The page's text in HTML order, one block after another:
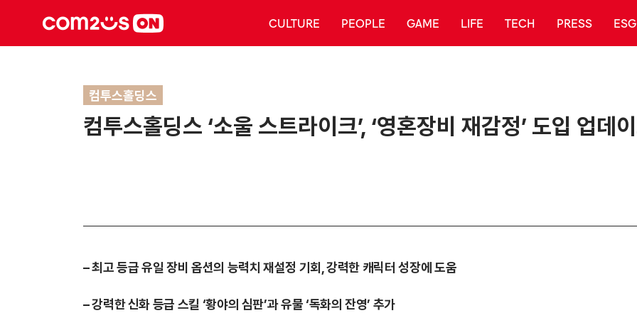
CULTURE PEOPLE GAME LIFE TECH PRESS ESG
컴투스홀딩스
컴투스홀딩스 ‘소울 스트라이크’, ‘영혼장비 재감정’ 도입 업데
– 최고 등급 유일 장비 옵션의 능력치 재설정 기회, 강력한 캐릭터 성장에 도움
– 강력한 신화 등급 스킬 ‘황야의 심판’과 유물 ‘독화의 잔영’ 추가